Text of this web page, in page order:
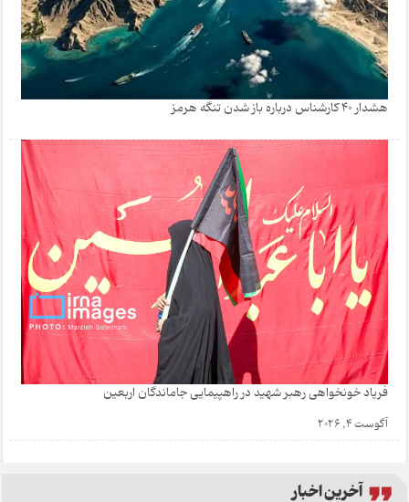
هشدار 40 کارشناس درباره باز شدن تنگه هرمز
فریاد خونخواهی رهبر شهید در راهپیمایی جاماندگان اربعین
آگوست 4, 2026
آخرین اخبار